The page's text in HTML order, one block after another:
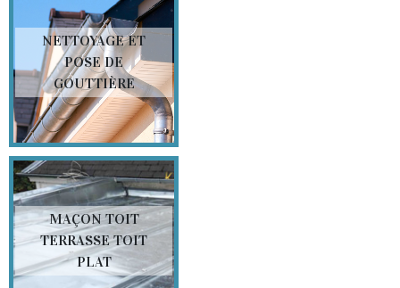
NETTOYAGE ET
POSE DE
GOUTTIÈRE
MAÇON TOIT
TERRASSE TOIT
PLAT